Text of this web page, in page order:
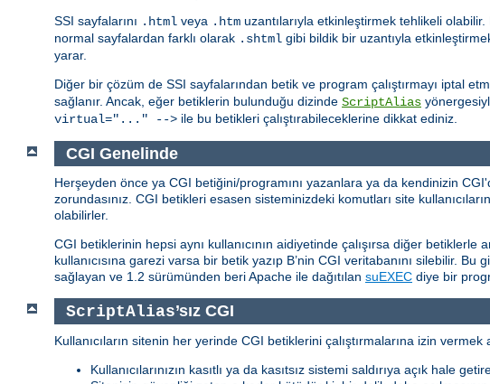
SSI sayfalarını .html veya .htm uzantılarıyla etkinleştirmek tehlikeli
normal sayfalardan farklı olarak .shtml gibi bildik bir uzantıyla
yarar.
Diğer bir çözüm de SSI sayfalarından betik ve program çalıştırmayı iptal
sağlanır. Ancak, eğer betiklerin bulunduğu dizinde ScriptAlias
virtual="..." --> ile bu betikleri çalıştırabileceklerine dikkat ediniz.
CGI Genelinde
Herşeyden önce ya CGI betiğini/programını yazanlara ya da kendinizin
zorundasınız. CGI betikleri esasen sisteminizdeki komutları site
olabilirler.
CGI betiklerinin hepsi aynı kullanıcının aidiyetinde çalışırsa diğer betiklerle
kullanıcısına garezi varsa bir betik yazıp B’nin CGI veritabanını silebilir. Bu
sağlayan ve 1.2 sürümünden beri Apache ile dağıtılan suEXEC diye bir
ScriptAlias’sız CGI
Kullanıcıların sitenin her yerinde CGI betiklerini çalıştırmalarına izin
Kullanıcılarınızın kasıtlı ya da kasıtsız sistemi saldırıya açık hale